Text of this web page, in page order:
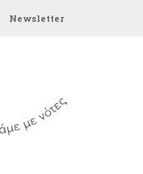
Newsletter